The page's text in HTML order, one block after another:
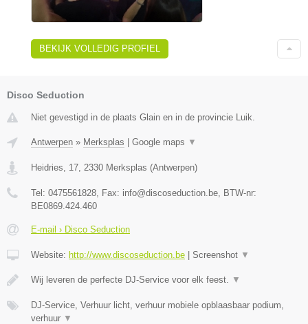
BEKIJK VOLLEDIG PROFIEL
Disco Seduction
Niet gevestigd in de plaats Glain en in de provincie Luik.
Antwerpen » Merksplas Google maps ▼
Heidries, 17 2330 Merksplas (Antwerpen)
Tel: 0475561828 , Fax: info@discoseduction.be , BTW-nr:
BE0869.424.460
E-mail › Disco Seduction
Website: http://www.discoseduction.be Screenshot ▼
Wij leveren de perfecte DJ-Service voor elk feest. ▼
DJ-Service, Verhuur licht, verhuur mobiele opblaasbaar podium,
verhuur ▼